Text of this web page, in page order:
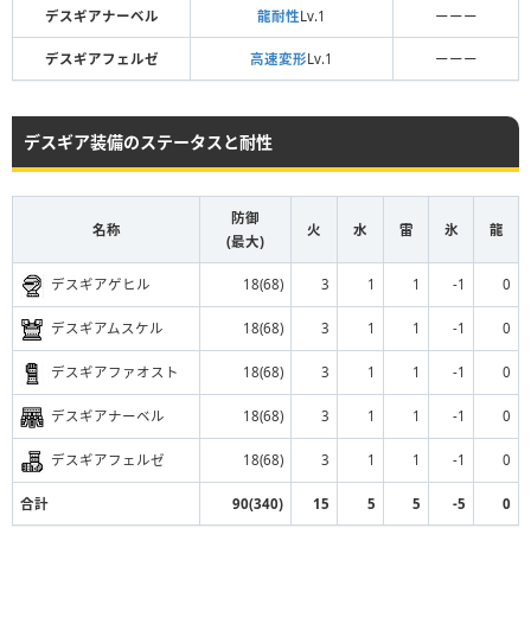
デスギアナーベル 龍耐性Lv.1 ーーー
デスギアフェルゼ 高速変形Lv.1 ーーー
デスギア装備のステータスと耐性
名称
防御
(最大)
火 水 雷 氷 龍
デスギアゲヒル 18(68) 3 1 1 -1 0
デスギアムスケル 18(68) 3 1 1 -1 0
デスギアファオスト 18(68) 3 1 1 -1 0
デスギアナーベル 18(68) 3 1 1 -1 0
デスギアフェルゼ 18(68) 3 1 1 -1 0
合計 90(340) 15 5 5 -5 0